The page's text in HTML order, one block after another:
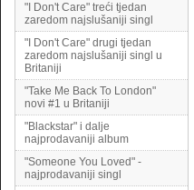
"I Don't Care" treći tjedan
zaredom najslušaniji singl
"I Don't Care" drugi tjedan
zaredom najslušaniji singl u
Britaniji
"Take Me Back To London"
novi #1 u Britaniji
"Blackstar" i dalje
najprodavaniji album
"Someone You Loved" -
najprodavaniji singl